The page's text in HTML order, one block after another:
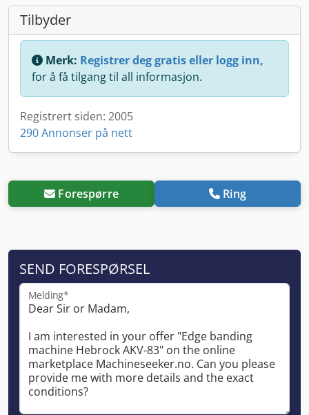
Tilbyder
Merk: Registrer deg gratis eller logg inn,
for å få tilgang til all informasjon.
Registrert siden: 2005
290 Annonser på nett
Forespørre Ring
SEND FORESPØRSEL
Melding*